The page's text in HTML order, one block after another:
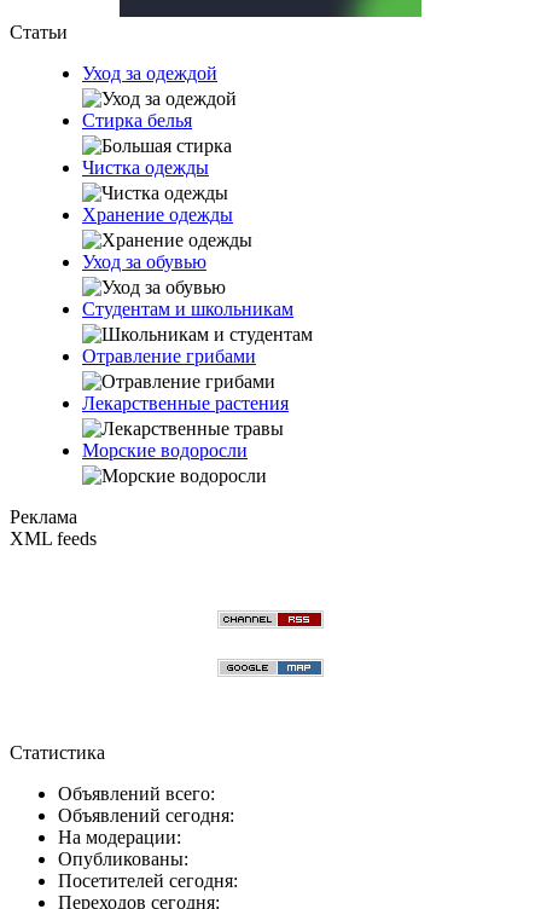
Статьи
Уход за одеждой
Стирка белья
Чистка одежды
Хранение одежды
Уход за обувью
Студентам и школьникам
Отравление грибами
Лекарственные растения
Морские водоросли
Реклама
XML feeds
Статистика
Объявлений всего:
Объявлений сегодня:
На модерации:
Опубликованы:
Посетителей сегодня:
Переходов сегодня: